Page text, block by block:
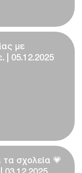
με
| 05.12.2025
τα σχολεία 💗